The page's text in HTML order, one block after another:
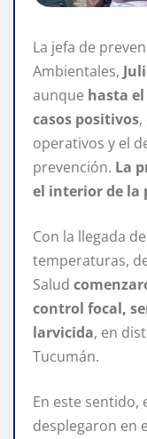
La jefa de
Ambientales,
aunque hasta
casos positivos
operativos y el
prevención. La
el interior de la
Con la llegada
temperaturas,
Salud
control focal,
larvicida, en
Tucumán.
En este sentido,
desplegaron en